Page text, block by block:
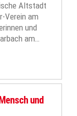
Altstadt
Verein am
und
am…
und